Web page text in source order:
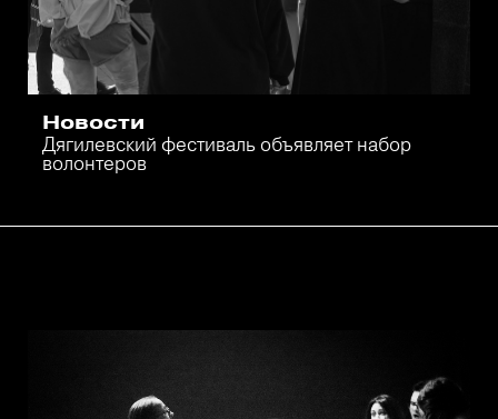
Новости
Дягилевский фестиваль объявляет набор
волонтеров